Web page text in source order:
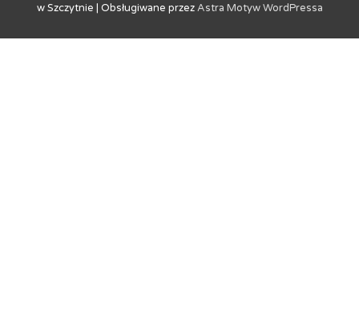
w Szczytnie | Obsługiwane przezAstra Motyw WordPressa